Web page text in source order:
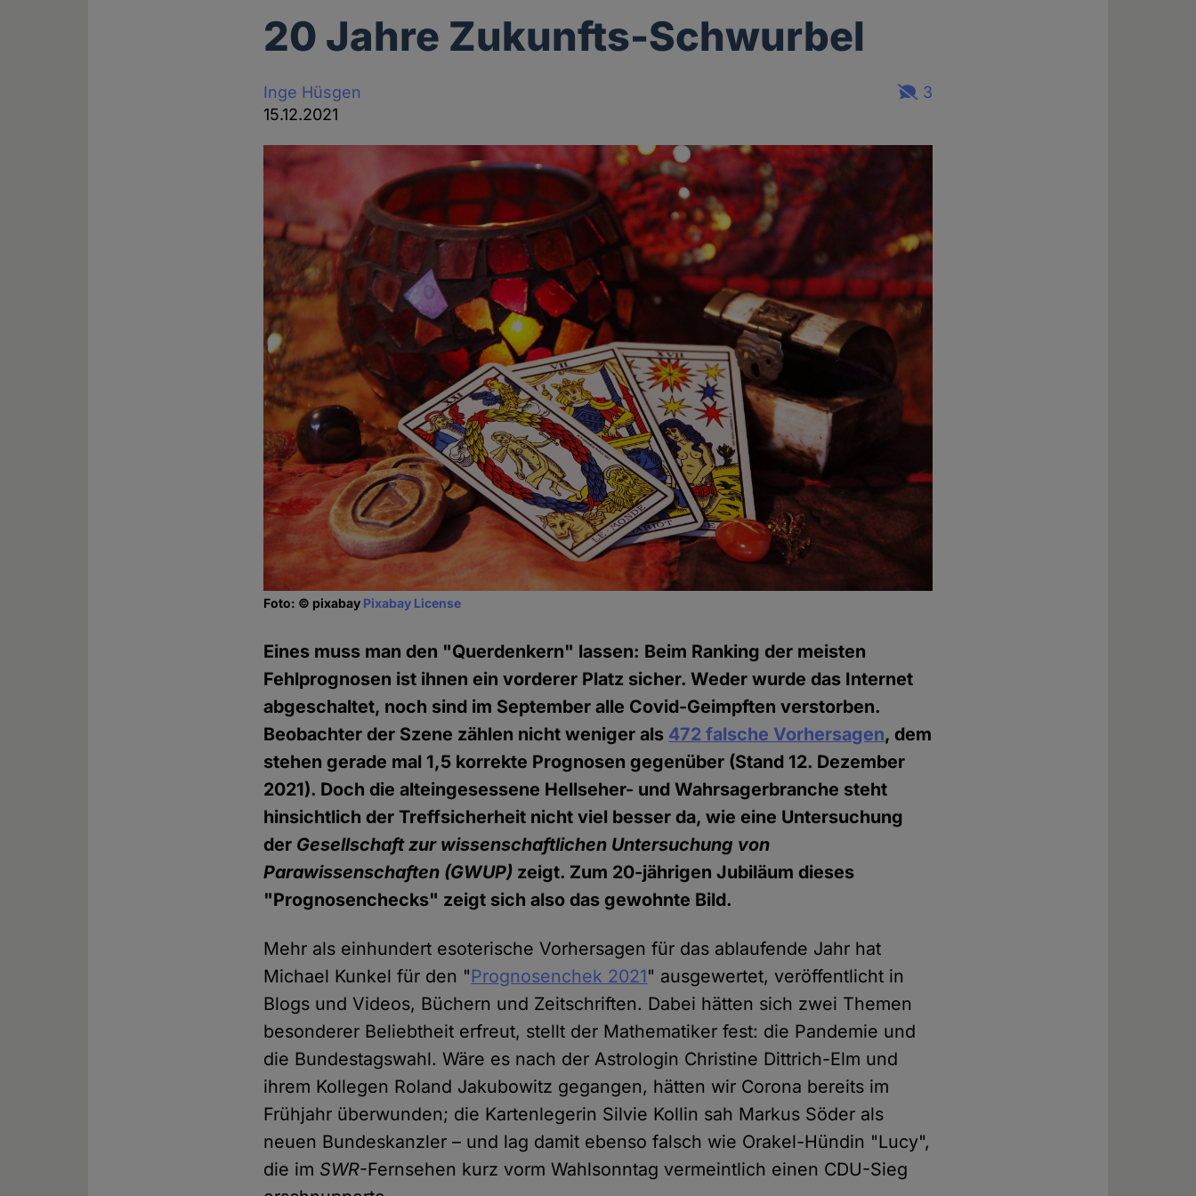
20 Jahre Zukunfts-Schwurbel
Inge Hüsgen
15.12.2021
3
Foto: © pixabay Pixabay License
Eines muss man den "Querdenkern" lassen: Beim Ranking der meisten
Fehlprognosen ist ihnen ein vorderer Platz sicher. Weder wurde das Internet
abgeschaltet, noch sind im September alle Covid-Geimpften verstorben.
Beobachter der Szene zählen nicht weniger als 472 falsche Vorhersagen, dem
stehen gerade mal 1,5 korrekte Prognosen gegenüber (Stand 12. Dezember
2021). Doch die alteingesessene Hellseher- und Wahrsagerbranche steht
hinsichtlich der Treffsicherheit nicht viel besser da, wie eine Untersuchung
der Gesellschaft zur wissenschaftlichen Untersuchung von
Parawissenschaften (GWUP) zeigt. Zum 20-jährigen Jubiläum dieses
"Prognosenchecks" zeigt sich also das gewohnte Bild.
Mehr als einhundert esoterische Vorhersagen für das ablaufende Jahr hat
Michael Kunkel für den "Prognosenchek 2021" ausgewertet, veröffentlicht in
Blogs und Videos, Büchern und Zeitschriften. Dabei hätten sich zwei Themen
besonderer Beliebtheit erfreut, stellt der Mathematiker fest: die Pandemie und
die Bundestagswahl. Wäre es nach der Astrologin Christine Dittrich-Elm und
ihrem Kollegen Roland Jakubowitz gegangen, hätten wir Corona bereits im
Frühjahr überwunden; die Kartenlegerin Silvie Kollin sah Markus Söder als
neuen Bundeskanzler – und lag damit ebenso falsch wie Orakel-Hündin "Lucy",
die im SWR-Fernsehen kurz vorm Wahlsonntag vermeintlich einen CDU-Sieg